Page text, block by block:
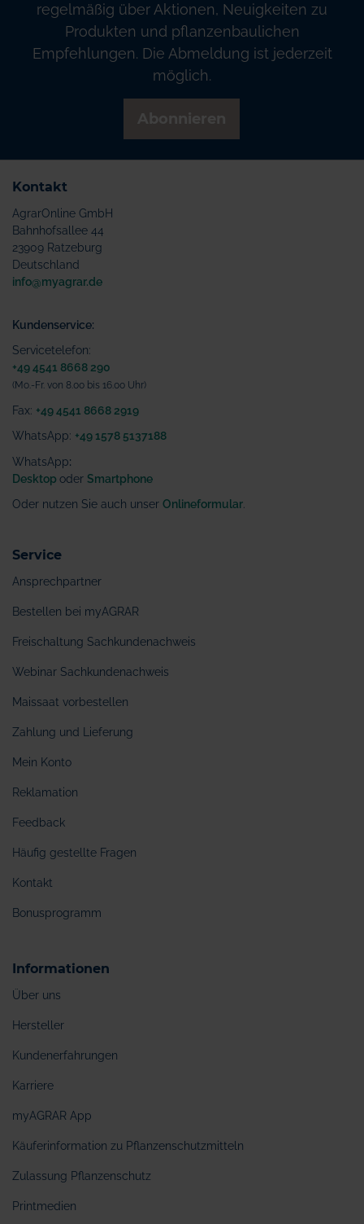
regelmäßig über Aktionen, Neuigkeiten zu
Produkten und pflanzenbaulichen
Empfehlungen. Die Abmeldung ist jederzeit
möglich.
Kontakt
AgrarOnline GmbH
Bahnhofsallee 44
23909 Ratzeburg
Deutschland
info@myagrar.de
Kundenservice:
Servicetelefon:
+49 4541 8668 290
(Mo.-Fr. von 8.00 bis 16.00 Uhr)
Fax: +49 4541 8668 2919
WhatsApp: +49 1578 5137188
WhatsApp:
Desktop oder Smartphone
Oder nutzen Sie auch unser Onlineformular
Service
Ansprechpartner
Bestellen bei myAGRAR
Freischaltung Sachkundenachweis
Webinar Sachkundenachweis
Maissaat vorbestellen
Zahlung und Lieferung
Mein Konto
Reklamation
Feedback
Häufig gestellte Fragen
Kontakt
Bonusprogramm
Informationen
Über uns
Hersteller
Kundenerfahrungen
Karriere
myAGRAR App
Käuferinformation zu Pflanzenschutzmitteln
Zulassung Pflanzenschutz
Printmedien